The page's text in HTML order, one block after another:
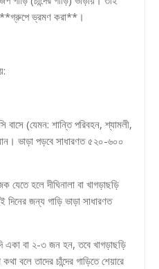
ভ্রমণ করা**।
(যেমন: শান্তি পরিবহন, শ্যামলী,
যান। ভাড়া পড়বে সাধারণত ৫২০-৬০০
হলে দীঘিনালা বা খাগড়াছড়ি
দিনের জন্য গাড়ি ভাড়া সাধারণত
বা ২-৩ জন হন, তবে খাগড়াছড়ি
বলে তাদের চাঁন্দের গাড়িতে শেয়ারে